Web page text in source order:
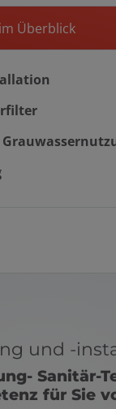
Überblick
und -
Sanitär-
für Sie